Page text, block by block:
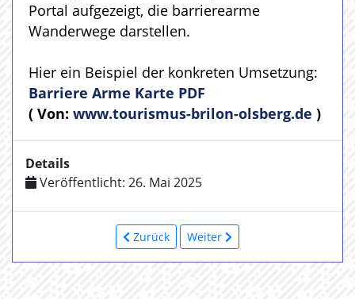
Portal aufgezeigt, die barrierearme
Wanderwege darstellen.
Hier ein Beispiel der konkreten Umsetzung:
Barriere Arme Karte PDF
( Von: www.tourismus-brilon-olsberg.de )
Details
Veröffentlicht: 26. Mai 2025
Zurück Weiter